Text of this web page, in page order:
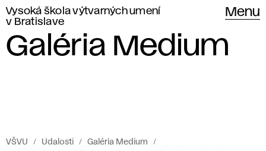
Vysoká škola výtvarných umení
v Bratislave
Menu
Galéria Medium
VŠVU Udalosti
Galéria Medium